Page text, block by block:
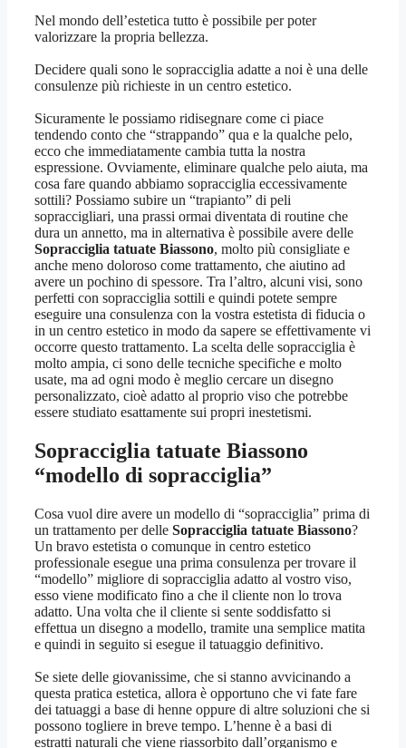
Nel mondo dell’estetica tutto è possibile per poter
valorizzare la propria bellezza.
Decidere quali sono le sopracciglia adatte a noi è una delle
consulenze più richieste in un centro estetico.
Sicuramente le possiamo ridisegnare come ci piace
tendendo conto che “strappando” qua e la qualche pelo,
ecco che immediatamente cambia tutta la nostra
espressione. Ovviamente, eliminare qualche pelo aiuta, ma
cosa fare quando abbiamo sopracciglia eccessivamente
sottili? Possiamo subire un “trapianto” di peli
sopraccigliari, una prassi ormai diventata di routine che
dura un annetto, ma in alternativa è possibile avere delle
Sopracciglia tatuate Biassono, molto più consigliate e
anche meno doloroso come trattamento, che aiutino ad
avere un pochino di spessore. Tra l’altro, alcuni visi, sono
perfetti con sopracciglia sottili e quindi potete sempre
eseguire una consulenza con la vostra estetista di fiducia o
in un centro estetico in modo da sapere se effettivamente vi
occorre questo trattamento. La scelta delle sopracciglia è
molto ampia, ci sono delle tecniche specifiche e molto
usate, ma ad ogni modo è meglio cercare un disegno
personalizzato, cioè adatto al proprio viso che potrebbe
essere studiato esattamente sui propri inestetismi.
Sopracciglia tatuate Biassono
“modello di sopracciglia”
Cosa vuol dire avere un modello di “sopracciglia” prima di
un trattamento per delle Sopracciglia tatuate Biassono?
Un bravo estetista o comunque in centro estetico
professionale esegue una prima consulenza per trovare il
“modello” migliore di sopracciglia adatto al vostro viso,
esso viene modificato fino a che il cliente non lo trova
adatto. Una volta che il cliente si sente soddisfatto si
effettua un disegno a modello, tramite una semplice matita
e quindi in seguito si esegue il tatuaggio definitivo.
Se siete delle giovanissime, che si stanno avvicinando a
questa pratica estetica, allora è opportuno che vi fate fare
dei tatuaggi a base di henne oppure di altre soluzioni che si
possono togliere in breve tempo. L’henne è a basi di
estratti naturali che viene riassorbito dall’organismo e